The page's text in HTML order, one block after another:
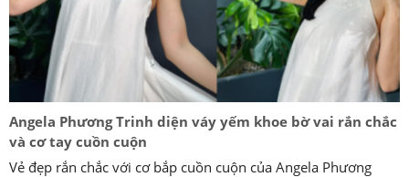
Angela Phương Trinh diện váy yếm khoe bờ vai rắn chắc
và cơ tay cuồn cuộn
Vẻ đẹp rắn chắc với cơ bắp cuồn cuộn của Angela Phương